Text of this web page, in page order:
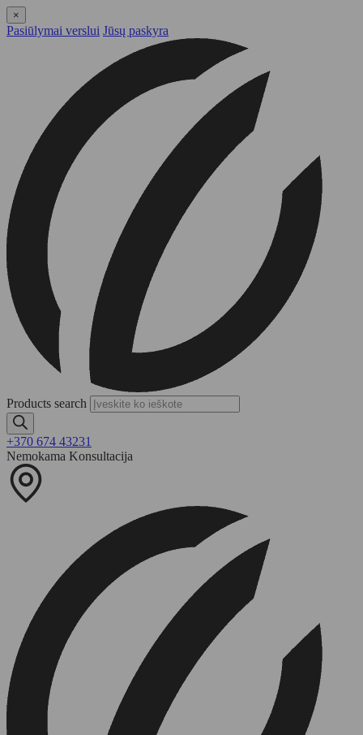
×
Pasiūlymai verslui Jūsų paskyra
Products search
+370 674 43231
Nemokama Konsultacija